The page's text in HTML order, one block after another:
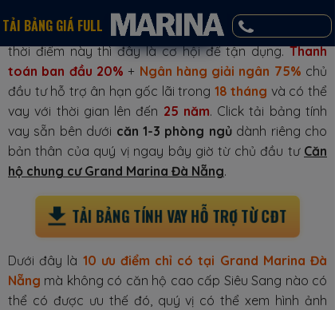
TẢI BẢNG GIÁ FULL
0346.082.976
Dưới đây là 10 ưu điểm chỉ có tại Grand Marina Đà
Nẵng mà không có căn hộ cao cấp Siêu Sang nào có
thể có được ưu thế đó, quý vị có thể xem hình ảnh
TẢI BẢNG TÍNH VAY HỖ TRỢ TỪ CĐT
Nếu quý khách muốn tận dụng tài chính và dòng tiền
từ ngân hàng và sự hỗ trợ lãi suất của chủ đầu tư tại
thời điểm này thì đây là cơ hội để tận dụng.Thanh
toán ban đầu 20% + Ngân hàng giải ngân 75% chủ
đầu tư hỗ trợ ân hạn gốc lãi trong 18 tháng và có thể
vay với thời gian lên đến 25 năm. Click tải bảng tính
vay sẵn bên dưới căn 1-3 phòng ngủdành riêng cho
bản thân của quý vị ngay bây giờ từ chủ đầu tư Căn
hộ chung cư Grand Marina Đà Nẵng.